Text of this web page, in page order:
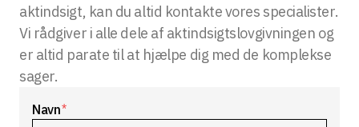
aktindsigt, kan du altid kontakte vores specialister.
Vi rådgiver i alle dele af aktindsigtslovgivningen og
er altid parate til at hjælpe dig med de komplekse
sager.
Navn*